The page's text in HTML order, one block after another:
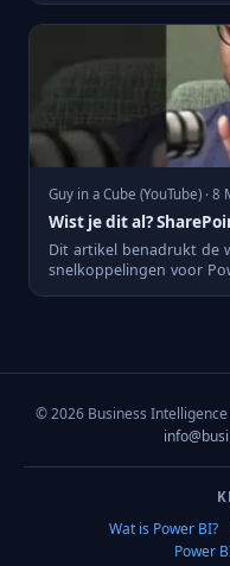
Guy in a Cube (YouTube) · 8
Wist je dit al?
Dit artikel benadrukt de
snelkoppelingen voor
© 2026 Business
Wat is Power BI?
Power